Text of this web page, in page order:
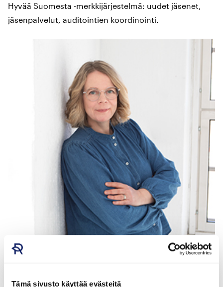
Tämä sivusto käyttää evästeitä
Hyvää Suomesta -merkkijärjestelmä: uudet jäsenet,
jäsenpalvelut, auditointien koordinointi.
Hanna Larjavaara
VIESTINTÄPÄÄLLIKKÖ, RUOKAKASVATUKSEN ASIANTUNTIJA